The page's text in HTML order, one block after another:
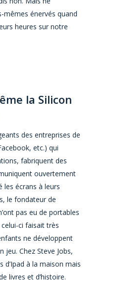
énervés quand
heures sur notre
la Silicon
des entreprises de
etc.) qui
fabriquent des
ouvertement
les écrans à leurs
le fondateur de
pas eu de portables
ci faisait très
ne développent
jeu. Chez Steve Jobs,
d’Ipad à la maison mais
livres et d’histoire.